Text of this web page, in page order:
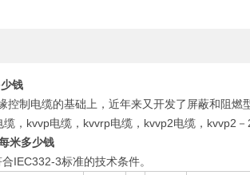
钱
控制电缆的基础上，近年来又开发了屏蔽和阻
，kvvp电缆，kvvrp电缆，kvvp2电缆，kvvp2
米多少钱
IEC332-3标准的技术条件。